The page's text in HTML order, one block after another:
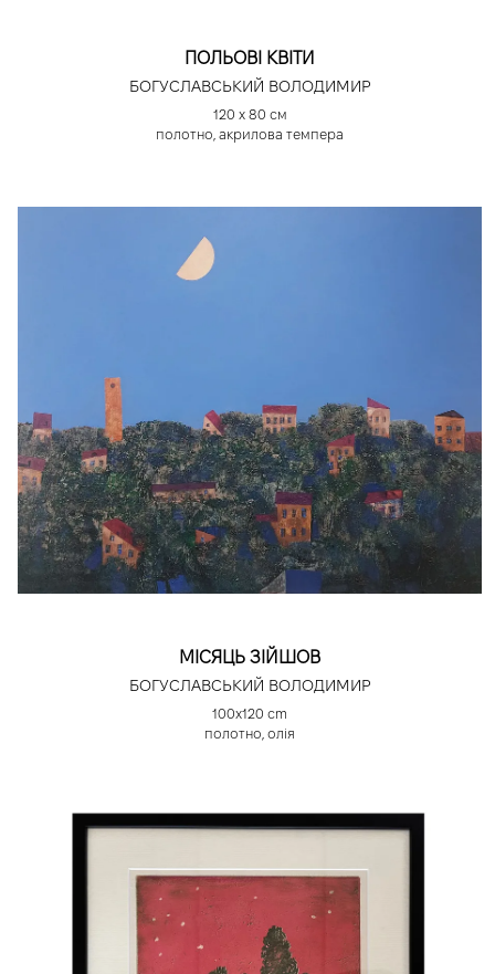
ПОЛЬОВІ КВІТИ
БОГУСЛАВСЬКИЙ ВОЛОДИМИР
120 х 80 см
полотно, акрилова темпера
МІСЯЦЬ ЗІЙШОВ
БОГУСЛАВСЬКИЙ ВОЛОДИМИР
100х120 cm
полотно, олія